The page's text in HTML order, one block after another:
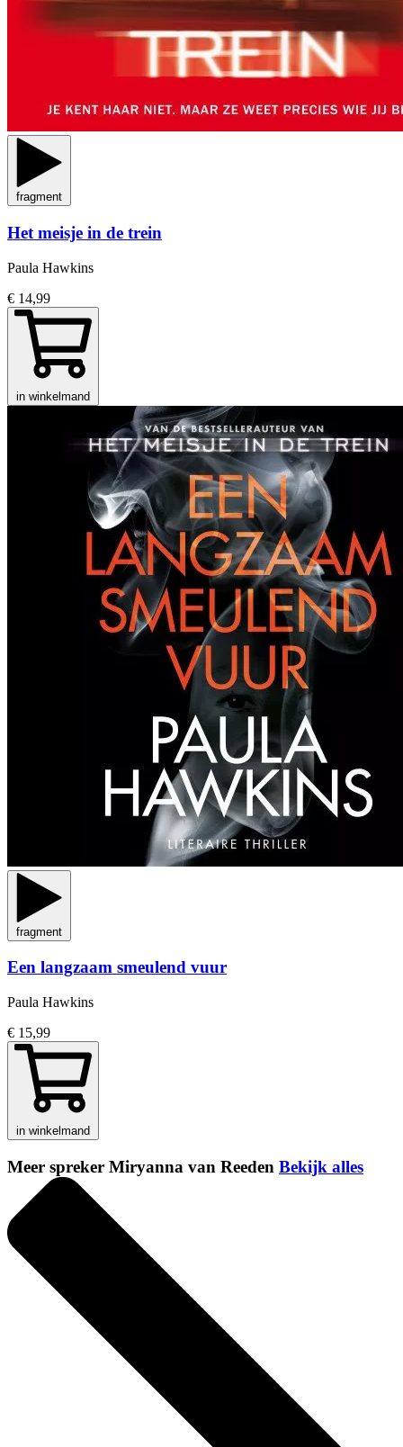
fragment
Het meisje in de trein
Paula Hawkins
€ 14,99
in winkelmand
fragment
Een langzaam smeulend vuur
Paula Hawkins
€ 15,99
in winkelmand
Meer spreker Miryanna van Reeden Bekijk alles